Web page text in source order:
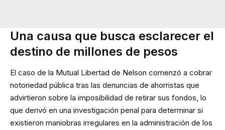
Una causa que busca esclarecer el
destino de millones de pesos
El caso de la Mutual Libertad de Nelson comenzó a cobrar
notoriedad pública tras las denuncias de ahorristas que
advirtieron sobre la imposibilidad de retirar sus fondos, lo
que derivó en una investigación penal para determinar si
existieron maniobras irregulares en la administración de los